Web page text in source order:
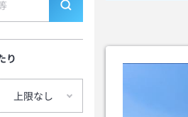
り
上限なし